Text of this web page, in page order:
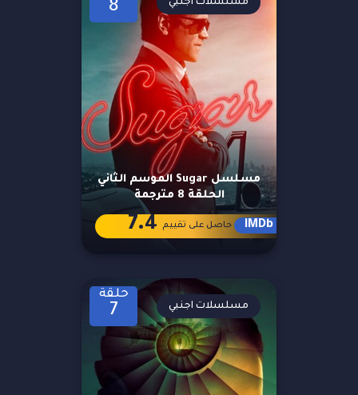
8
مسلسل Sugar الموسم الثاني
الحلقة 8 مترجمة
مسلسلات اجنبي
IMDb حاصل على تقييم 7.4
حلقة
7 مسلسلات اجنبي